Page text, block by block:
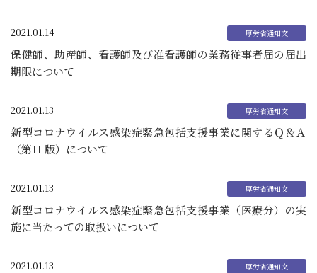
2021.01.14
保健師、助産師、看護師及び准看護師の業務従事者届の届出
期限について
2021.01.13
新型コロナウイルス感染症緊急包括支援事業に関するＱ＆Ａ
（第11 版）について
2021.01.13
新型コロナウイルス感染症緊急包括支援事業（医療分）の実
施に当たっての取扱いについて
2021.01.13